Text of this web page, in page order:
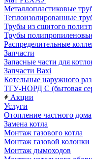
Металлопластиковые
Теплоизолированные
Трубы из сшитого
Трубы
Распределительные
Запчасти
Запасные части для
Запчасти Baxi
Котельные наружного
ТГУ-НОРД С (бытовая
Акции
Услуги
Отопление частного дома
Замена котла
Монтаж газового котла
Монтаж газовой колонки
Монтаж дымоходов